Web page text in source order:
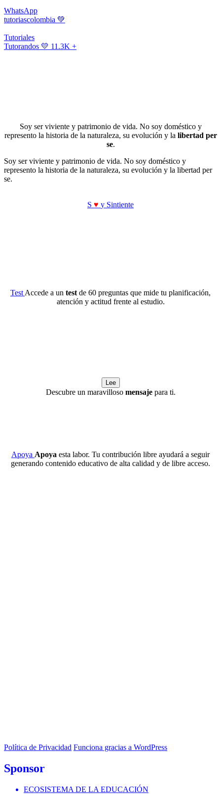
WhatsApp
tutoriascolombia 💚
Tutoriales
Tutorandos 💛 11.3K +
Soy ser viviente y patrimonio de vida. No soy doméstico y
represento la historia de la naturaleza, su evolución y la libertad per
se.
Soy ser viviente y patrimonio de vida. No soy doméstico y
represento la historia de la naturaleza, su evolución y la libertad per
se.
S ♥ y Sintiente
Test Accede a un test de 60 preguntas que mide tu planificación,
atención y actitud frente al estudio.
Lee
Descubre un maravilloso mensajepara ti.
Apoya Apoya esta labor. Tu contribución libre ayudará a seguir
generando contenido educativo de alta calidad y de libre acceso.
Política de Privacidad Funciona gracias a WordPress
Sponsor
ECOSISTEMA DE LA EDUCACIÓN